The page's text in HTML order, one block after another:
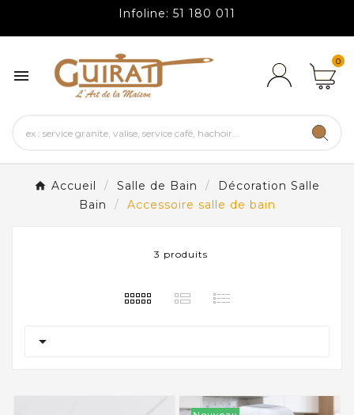
Infoline: 51 180 011

0
Accueil Salle de Bain
Décoration Salle
Bain
Accessoire salle de bain
3 produits
